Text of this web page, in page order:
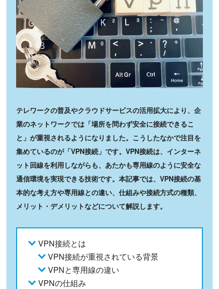
テレワークの普及やクラウドサービスの活用拡大により、企
業のネットワークでは「場所を問わず安全に接続できるこ
と」が重視されるようになりました。こうしたなかで注目を
集めているのが「VPN接続」です。VPN接続は、インターネ
ット回線を利用しながらも、あたかも専用線のように安全な
通信環境を実現できる技術です。本記事では、VPN接続の基
本的な考え方や専用線との違い、仕組みや接続方式の種類、
メリット・デメリットなどについて解説します。
VPN接続とは
VPN接続が重視されている背景
VPNと専用線の違い
VPNの仕組み